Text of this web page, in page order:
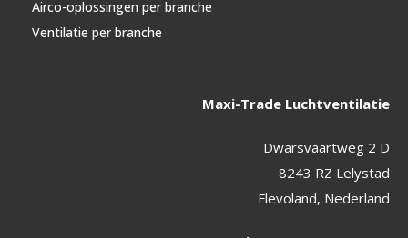
Airco-oplossingen per branche
Ventilatie per branche
Maxi-Trade Luchtventilatie
Dwarsvaartweg 2 D
8243 RZ Lelystad
Flevoland, Nederland